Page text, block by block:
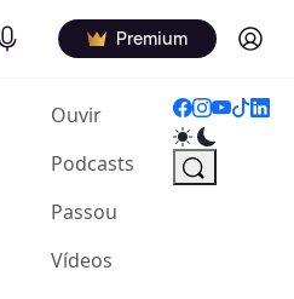
Podcasts Premium Log in
Ouvir(current)
Podcasts
Passou
Vídeos